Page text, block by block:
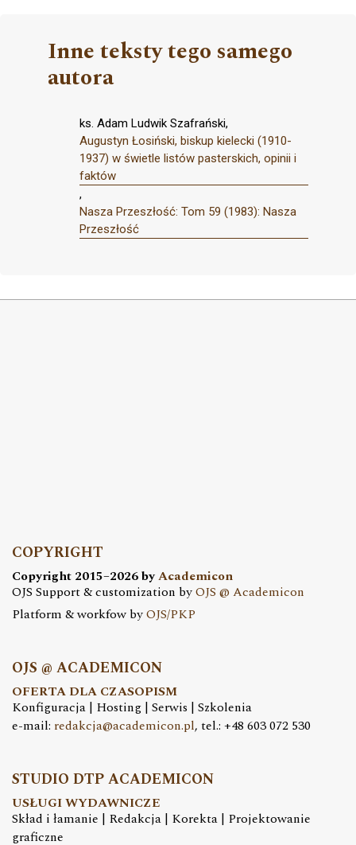
Inne teksty tego samego
autora
ks. Adam Ludwik Szafrański,
Augustyn Łosiński, biskup kielecki (1910-
1937) w świetle listów pasterskich, opinii i
faktów
,
Nasza Przeszłość: Tom 59 (1983): Nasza
Przeszłość
COPYRIGHT
Copyright 2015–2026 byAcademicon
OJS Support & customization byOJS @ Academicon
Platform & workfow byOJS/PKP
OJS @ ACADEMICON
OFERTA DLA CZASOPISM
Konfiguracja | Hosting | Serwis | Szkolenia
e-mail: redakcja@academicon.pl, tel.: +48 603 072 530
STUDIO DTP ACADEMICON
USŁUGI WYDAWNICZE
Skład i łamanie | Redakcja | Korekta | Projektowanie
graficzne